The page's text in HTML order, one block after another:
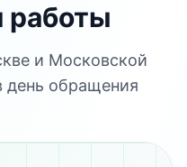
работы
и Московской
день обращения